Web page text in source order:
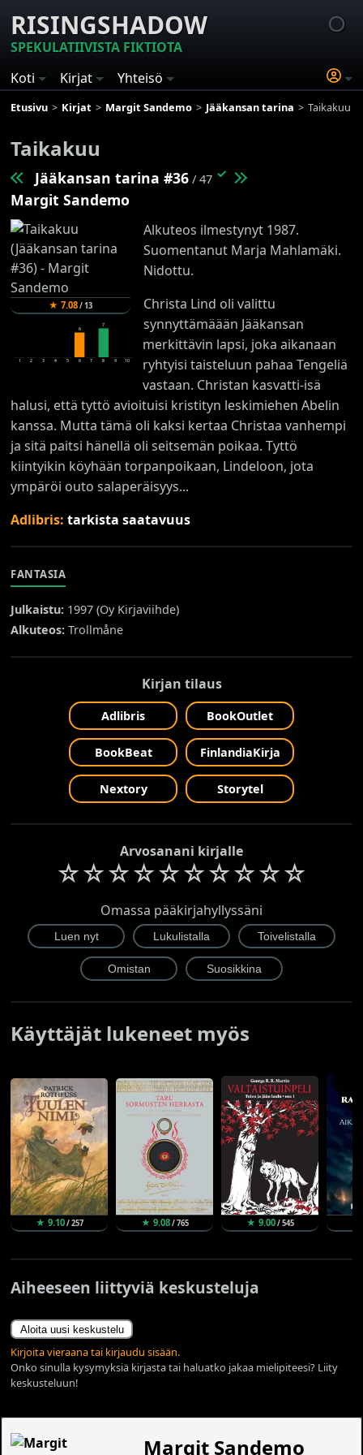
RISINGSHADOW
SPEKULATIIVISTA FIKTIOTA
Koti
Kirjat Yhteisö
Etusivu Kirjat Margit Sandemo Jääkansan tarina Taikakuu
Taikakuu
Jääkansan tarina #36 / 47 ✓
Margit Sandemo
★7.08/13
1 2 3 4 5
6
6 7
7
8 9 10
Alkuteos ilmestynyt 1987.
Suomentanut Marja Mahlamäki.
Nidottu.
Christa Lind oli valittu
synnyttämäään Jääkansan
merkittävin lapsi, joka aikanaan
ryhtyisi taisteluun pahaa Tengeliä
vastaan. Christan kasvatti-isä
halusi, että tyttö avioituisi kristityn leskimiehen Abelin
kanssa. Mutta tämä oli kaksi kertaa Christaa vanhempi
ja sitä paitsi hänellä oli seitsemän poikaa. Tyttö
kiintyikin köyhään torpanpoikaan, Lindeloon, jota
ympäröi outo salaperäisyys...
Adlibris:tarkista saatavuus
FANTASIA
Julkaistu: 1997 (Oy Kirjaviihde)
Alkuteos: Trollmåne
Kirjan tilaus
Adlibris BookOutlet
BookBeat FinlandiaKirja
Nextory Storytel
Arvosanani kirjalle
☆☆☆☆☆☆☆☆☆☆
Omassa pääkirjahyllyssäni
Käyttäjät lukeneet myös
★ 9.10/ 257 ★ 9.08/ 765 ★ 9.00/ 545
Aiheeseen liittyviä keskusteluja
Aloita uusi keskustelu
Kirjoita vieraana tai kirjaudu sisään.
Onko sinulla kysymyksiä kirjasta tai haluatko jakaa mielipiteesi? Liity
keskusteluun!
Margit Sandemo